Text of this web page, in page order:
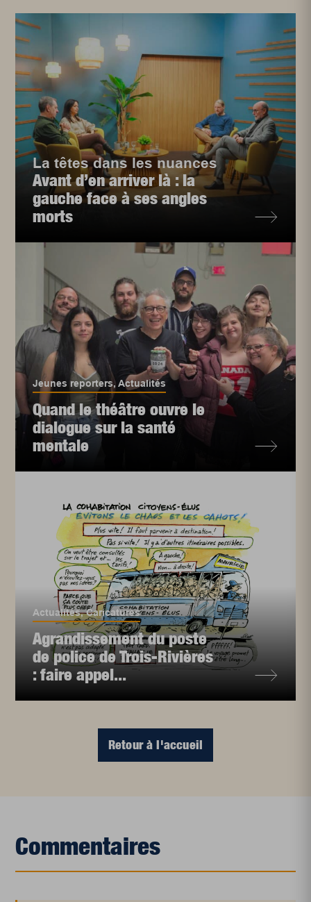
La têtes dans les nuances
Avant d’en arriver là : la
gauche face à ses angles
morts
Jeunes reporters,Actualités
Quand le théâtre ouvre le
dialogue sur la santé
mentale
Actualités,Caricatures
Agrandissement du poste
de police de Trois-Rivières
: faire appel...
Retour à l'accueil
Commentaires